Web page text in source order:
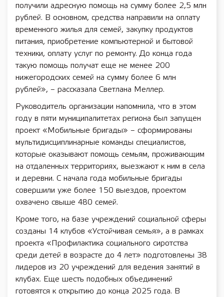
получили адресную помощь на сумму более 2,5 млн
рублей. В основном, средства направили на оплату
временного жилья для семей, закупку продуктов
питания, приобретение компьютерной и бытовой
техники, оплату услуг по ремонту. До конца года
такую помощь получат еще не менее 200
нижегородских семей на сумму более 6 млн
рублей», – рассказала Светлана Меллер.
Руководитель организации напомнила, что в этом
году в пяти муниципалитетах региона был запущен
проект «Мобильные бригады» – сформированы
мультидисциплинарные команды специалистов,
которые оказывают помощь семьям, проживающим
на отдаленных территориях, выезжают к ним в села
и деревни. С начала года мобильные бригады
совершили уже более 150 выездов, проектом
охвачено свыше 480 семей.
Кроме того, на базе учреждений социальной сферы
созданы 14 клубов «Устойчивая семья», а в рамках
проекта «Профилактика социального сиротства
среди детей в возрасте до 4 лет» подготовлены 38
лидеров из 20 учреждений для ведения занятий в
клубах. Еще шесть подобных объединений
готовятся к открытию до конца 2025 года. В